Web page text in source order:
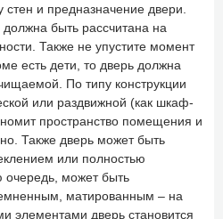
и предназначение двери.
быть рассчитана на
Также не упустите момент
есть дети, то дверь должна
По типу конструкции
или раздвижной (как шкаф-
пространство помещения и
Также дверь может быть
или полностью
очередь, может быть
матированным – на
элементами дверь становится